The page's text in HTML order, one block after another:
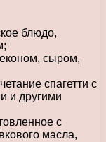
блюдо,
сыром,
спагетти с
и другими
с
масла,